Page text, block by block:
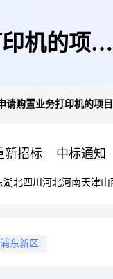
机的项目
请购置业务打印机的项
新招标 中标通知
湖北四川 河北河南天津山
浦东新区